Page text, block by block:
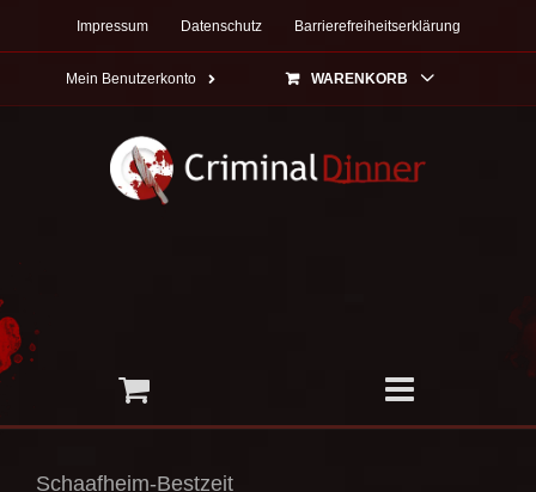
Impressum Datenschutz Barrierefreiheitserklärung
Mein Benutzerkonto WARENKORB
Schaafheim-Bestzeit